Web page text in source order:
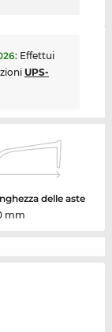
: Effettui
UPS-
delle aste
mm